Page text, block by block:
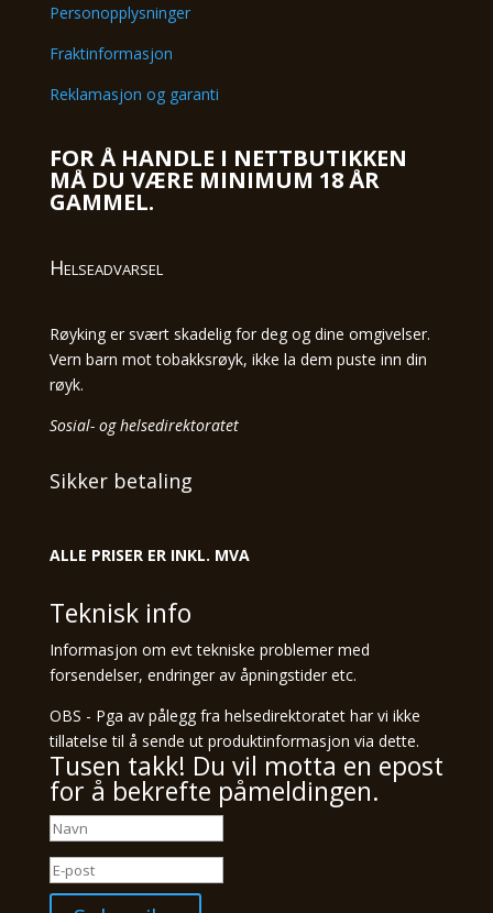
Personopplysninger
Fraktinformasjon
Reklamasjon og garanti
FOR Å HANDLE I NETTBUTIKKEN
MÅ DU VÆRE MINIMUM 18 ÅR
GAMMEL.
Helseadvarsel
Røyking er svært skadelig for deg og dine omgivelser.
Vern barn mot tobakksrøyk, ikke la dem puste inn din
røyk.
Sosial- og helsedirektoratet
Sikker betaling
ALLE PRISER ER INKL. MVA
Teknisk info
Informasjon om evt tekniske problemer med
forsendelser, endringer av åpningstider etc.
OBS - Pga av pålegg fra helsedirektoratet har vi ikke
tillatelse til å sende ut produktinformasjon via dette.
Tusen takk! Du vil motta en epost
for å bekrefte påmeldingen.